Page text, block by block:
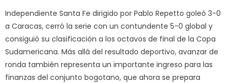
Independiente Santa Fe dirigido por Pablo Repetto goleó 3-0
a Caracas, cerró la serie con un contundente 5-0 global y
consiguió su clasificación a los octavos de final de la Copa
Sudamericana. Más allá del resultado deportivo, avanzar de
ronda también representa un importante ingreso para las
finanzas del conjunto bogotano, que ahora se prepara